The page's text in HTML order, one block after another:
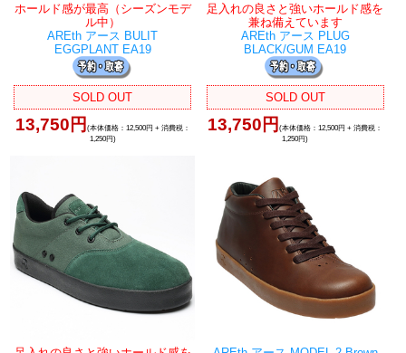
ホールド感が最高（シーズンモデ
ル中）
AREth アース BULIT
EGGPLANT EA19
SOLD OUT
13,750円 (本体価格：12,500円 + 消費税：
1,250円)
足入れの良さと強いホールド感を
兼ね備えています
AREth アース PLUG
BLACK/GUM EA19
SOLD OUT
13,750円(本体価格：12,500円 + 消費税：
1,250円)